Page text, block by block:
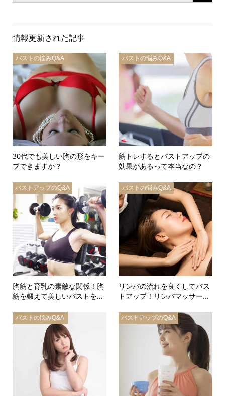
情報更新された記事
バストの悩みQ&A
30代でも美しい胸の形をキー
プできますか？
バストの悩みQ&A
筋トレするとバストアップの
効果があるって本当なの？
バストアップのQ&A
胸筋と育乳の素敵な関係！胸
筋を鍛えて美しいバストを...
バストの悩みQ&A
リンパの流れを良くしてバス
トアップ！リンパマッサー...
バストの悩みQ&A バストアップのQ&A